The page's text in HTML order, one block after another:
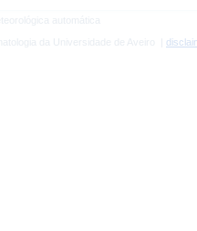
automática
da Universidade de Aveiro |